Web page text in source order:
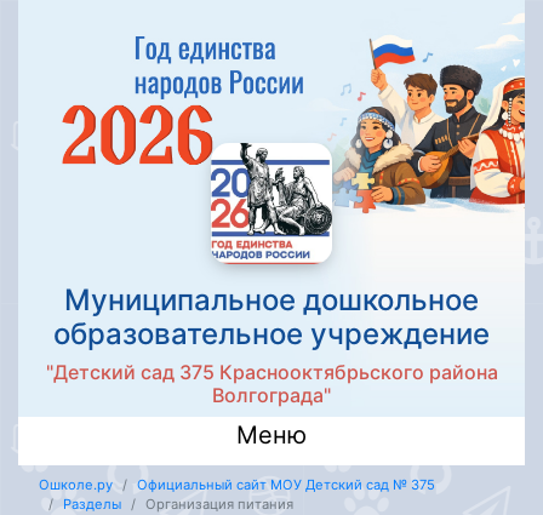
Муниципальное дошкольное
образовательное учреждение
"Детский сад 375 Краснооктябрьского района
Волгограда"
Меню
Ошколе.ру
Официальный сайт МОУ Детский сад № 375
Разделы
Организация питания